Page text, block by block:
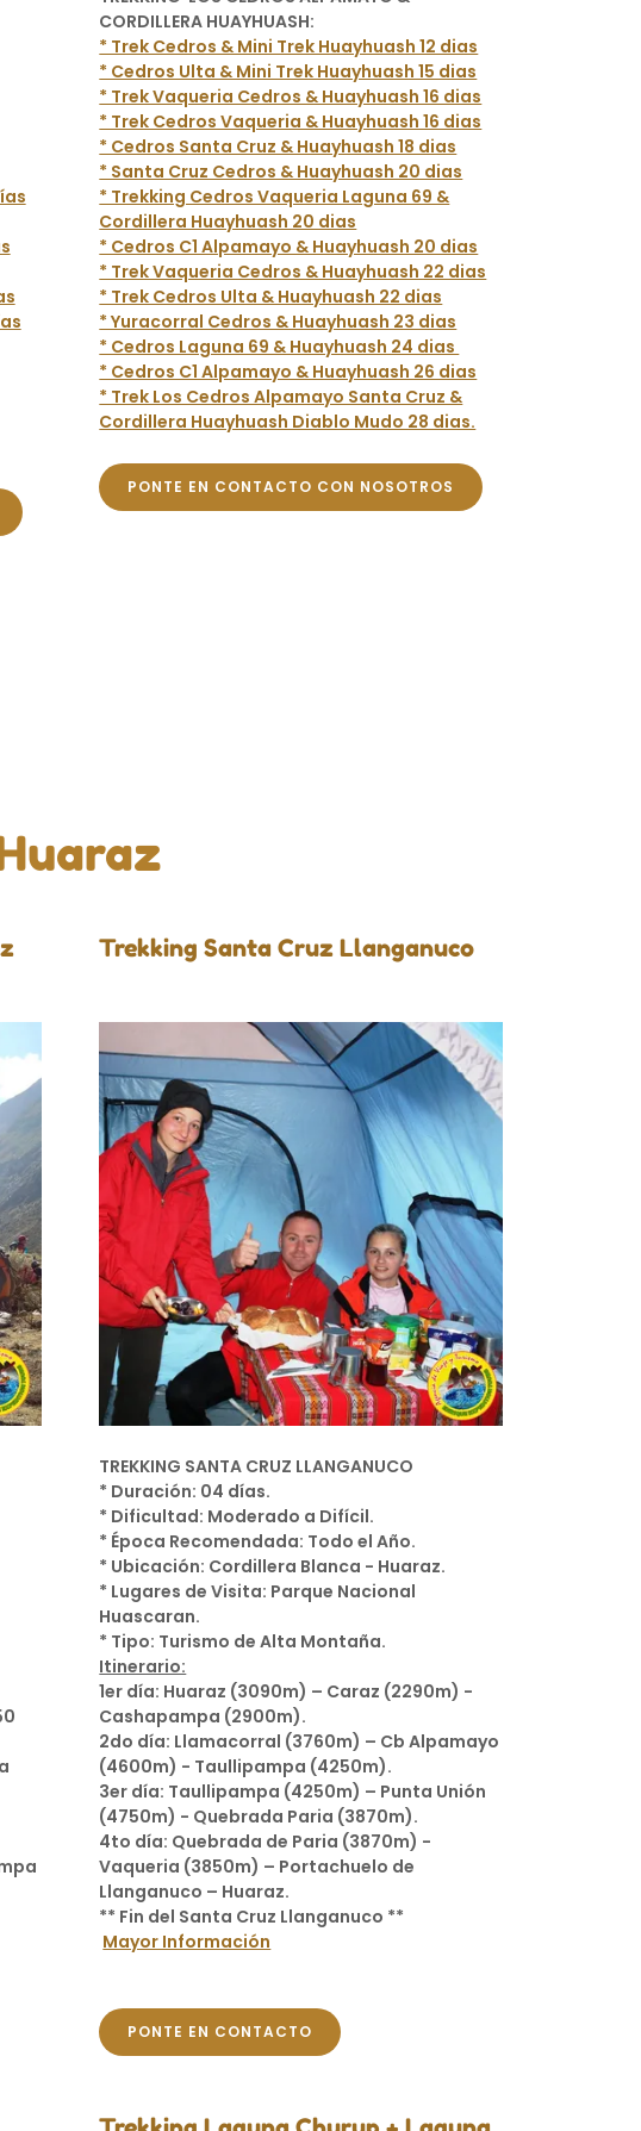
CORDILLERA HUAYHUASH:
* Trek Cedros & Mini Trek Huayhuash 12 dias
* Cedros Ulta & Mini Trek Huayhuash 15 dias
* Trek Vaqueria Cedros & Huayhuash 16 dias
* Trek Cedros Vaqueria & Huayhuash 16 dias
* Cedros Santa Cruz & Huayhuash 18 dias
* Santa Cruz Cedros & Huayhuash 20 dias
* Trekking Cedros Vaqueria Laguna 69 &
Cordillera Huayhuash 20 dias
* Cedros C1 Alpamayo & Huayhuash 20 dias
* Trek Vaqueria Cedros & Huayhuash 22 dias
* Trek Cedros Ulta & Huayhuash 22 dias
* Yuracorral Cedros & Huayhuash 23 dias
* Cedros Laguna 69 & Huayhuash 24 dias
* Cedros C1 Alpamayo & Huayhuash 26 dias
* Trek Los Cedros Alpamayo Santa Cruz &
Cordillera Huayhuash Diablo Mudo 28 dias.
PONTE EN CONTACTO CON NOSOTROS
Trekking Santa Cruz Llanganuco
TREKKING SANTA CRUZ LLANGANUCO
* Duración: 04 días.
* Dificultad: Moderado a Difícil.
* Época Recomendada: Todo el Año.
* Ubicación: Cordillera Blanca - Huaraz.
* Lugares de Visita: Parque Nacional
Huascaran.
* Tipo: Turismo de Alta Montaña.
Itinerario:
1er día: Huaraz (3090m) – Caraz (2290m) -
Cashapampa (2900m).
2do día: Llamacorral (3760m) – Cb Alpamayo
(4600m) - Taullipampa (4250m).
3er día: Taullipampa (4250m) – Punta Unión
(4750m) - Quebrada Paria (3870m).
4to día: Quebrada de Paria (3870m) -
Vaqueria (3850m) – Portachuelo de
Llanganuco – Huaraz.
** Fin del Santa Cruz Llanganuco **
Mayor Información
PONTE EN CONTACTO